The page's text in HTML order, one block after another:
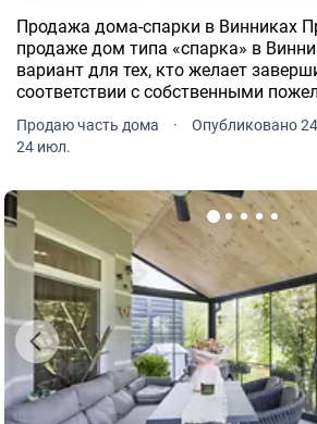
Продажа дома-спарки в Винниках Предлагается к
продаже дом типа «спарка» в
вариант для тех, кто желает
соответствии с собственными
переплачивать за чужие
Продаю часть дома · Опубликовано
24 июл.